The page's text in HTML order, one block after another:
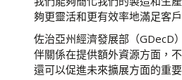
夠更靈活和更有效率地滿足客戶
佐治亞州經濟發展部（GDecD
伴關係在提供額外資源方面，
還可以促進未來擴展方面的重要